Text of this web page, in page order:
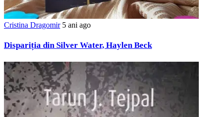
Cristina Dragomir 5 ani ago
Dispariția din Silver Water, Haylen Beck